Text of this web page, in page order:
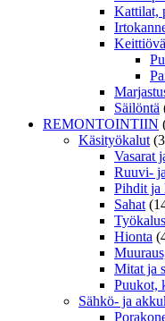
Kattilat,
Säilöntä
REMONTOINTIIN
Käsityökalut
Vasarat
Ruuvi-
Pihdit ja
Sahat
Hionta
Mitat ja
Puukot,
Sähkö- ja